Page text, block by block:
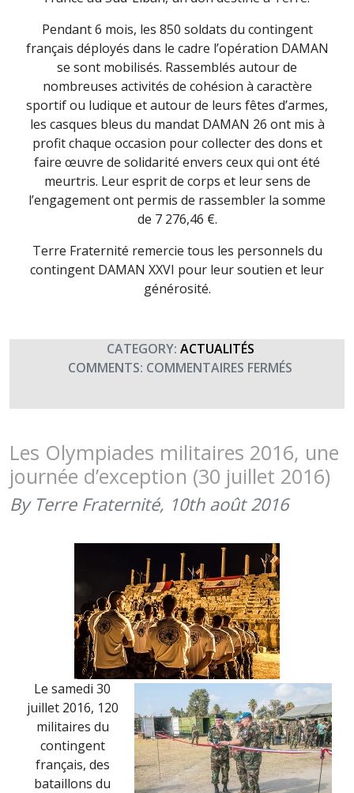
Pendant 6 mois, les 850 soldats du contingent
français déployés dans le cadre l’opération DAMAN
se sont mobilisés. Rassemblés autour de
nombreuses activités de cohésion à caractère
sportif ou ludique et autour de leurs fêtes d’armes,
les casques bleus du mandat DAMAN 26 ont mis à
profit chaque occasion pour collecter des dons et
faire œuvre de solidarité envers ceux qui ont été
meurtris. Leur esprit de corps et leur sens de
l’engagement ont permis de rassembler la somme
de 7 276,46 €.
Terre Fraternité remercie tous les personnels du
contingent DAMAN XXVI pour leur soutien et leur
générosité.
CATEGORY: ACTUALITÉS
COMMENTS: COMMENTAIRES FERMÉS
DAMAN
(MARS
2017)
Les Olympiades militaires 2016, une
journée d’exception (30 juillet 2016)
By Terre Fraternité, 10th août 2016
Le samedi 30
juillet 2016, 120
militaires du
contingent
français, des
bataillons du